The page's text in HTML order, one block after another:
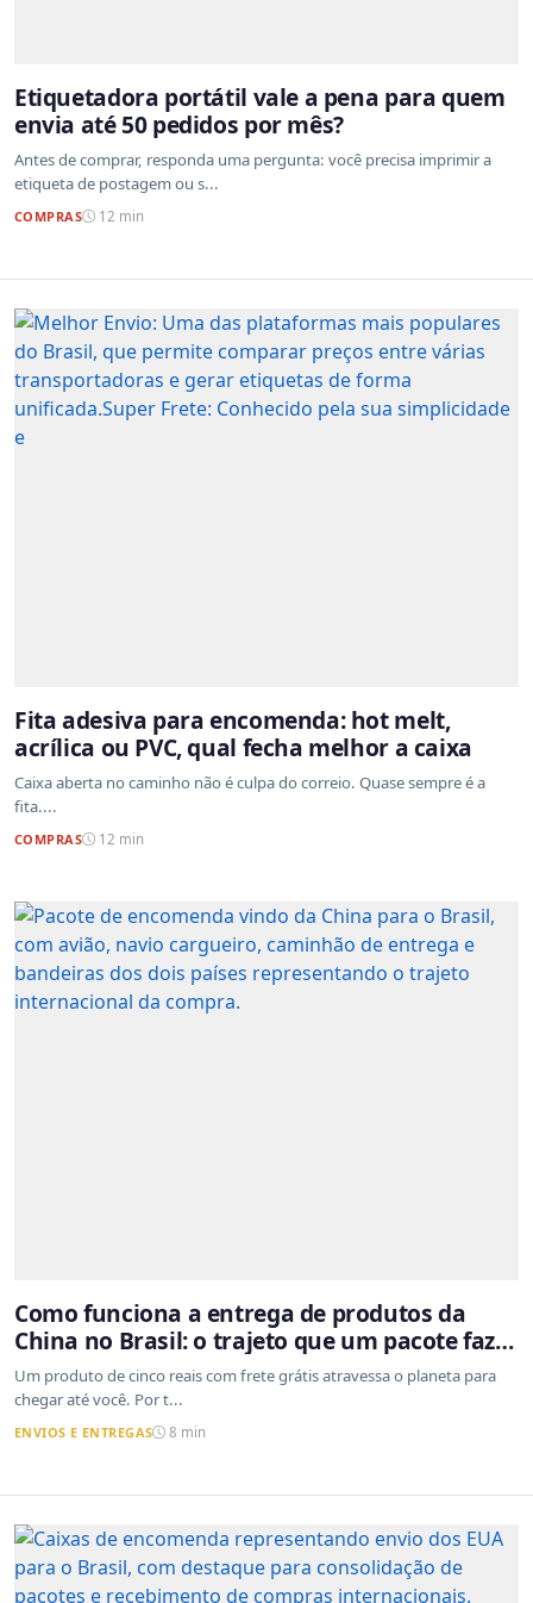
Etiquetadora portátil vale a pena para quem
envia até 50 pedidos por mês?
Antes de comprar, responda uma pergunta: você precisa imprimir a
etiqueta de postagem ou s...
COMPRAS 12 min
Fita adesiva para encomenda: hot melt,
acrílica ou PVC, qual fecha melhor a caixa
Caixa aberta no caminho não é culpa do correio. Quase sempre é a
fita....
COMPRAS 12 min
Como funciona a entrega de produtos da
China no Brasil: o trajeto que um pacote faz
do outro lado do mundo até a sua casa
Um produto de cinco reais com frete grátis atravessa o planeta para
chegar até você. Por t...
ENVIOS E ENTREGAS 8 min